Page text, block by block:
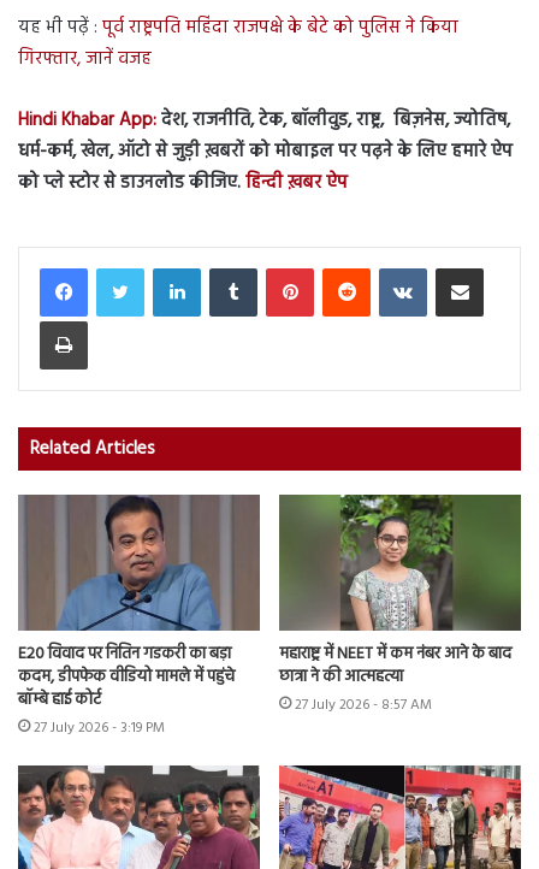
यह भी पढ़ें : पूर्व राष्ट्रपति महिंदा राजपक्षे के बेटे को पुलिस ने किया
गिरफ्तार, जानें वजह
Hindi Khabar App:देश, राजनीति, टेक, बॉलीवुड, राष्ट्र, बिज़नेस, ज्योतिष,
धर्म-कर्म, खेल, ऑटो से जुड़ी ख़बरों को मोबाइल पर पढ़ने के लिए हमारे ऐप
को प्ले स्टोर से डाउनलोड कीजिए.हिन्दी ख़बर ऐप
LinkedInTumblr PinterestReddit VKontakteShare via Email
Print
Related Articles
E20 विवाद पर नितिन गडकरी का बड़ा
कदम, डीपफेक वीडियो मामले में पहुंचे
बॉम्बे हाई कोर्ट
27 July 2026 - 3:19 PM
महाराष्ट्र में NEET में कम नंबर आने के बाद
छात्रा ने की आत्महत्या
27 July 2026 - 8:57 AM